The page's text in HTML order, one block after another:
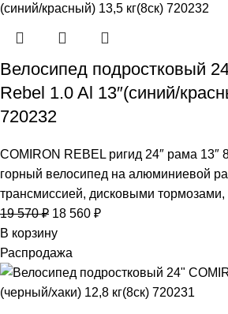
Велосипед подростковый
Rebel 1.0 Al 13″(синий/
720232
COMIRON REBEL ригид 24″ рама
горный велосипед на алюминиевой
трансмиссией, дисковыми тормозами,
19 570₽ 18 560 ₽
В корзину
Распродажа